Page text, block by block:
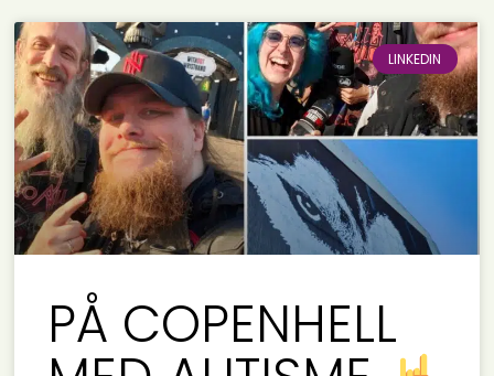
LINKEDIN
PÅ COPENHELL